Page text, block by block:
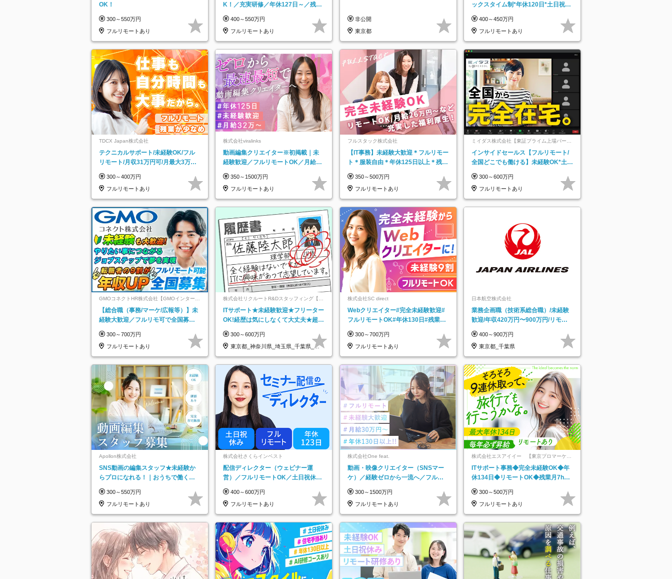
OK！
300～550万円
フルリモートあり
K！／充実研修／年休127日～／残業
400～550万円
フルリモートあり
非公開
東京都
ックスタイム制*年休120日*土日祝休
400～450万円
フルリモートあり
TDCX Japan株式会社
テクニカルサポート/未経験OK/フル
リモート/月収31万円可/月最大3万の
300～400万円
フルリモートあり
株式会社viralinks
動画編集クリエイター※初掲載｜未
経験歓迎／フルリモートOK／月給32
350～1500万円
フルリモートあり
フルスタック株式会社
【IT事務】未経験大歓迎＊フルリモー
ト＊服装自由＊年休125日以上＊残業
350～500万円
フルリモートあり
ミイダス株式会社【東証プライム上場パーソ
インサイドセールス【フルリモート/
全国どこでも働ける】未経験OK*土日
300～600万円
フルリモートあり
GMOコネクトHR株式会社【GMOインターネ
ットグループ】
【総合職（事務/マーケ/広報等）】未
経験大歓迎／フルリモ可で全国募
★
300～700万円
フルリモートあり
株式会社リクルートR&Dスタッフィング【リ
クルートグループ】
ITサポート★未経験歓迎★フリーター
OK!経歴は気にしなくて大丈夫★超大
300～600万円
東京都_神奈川県_埼玉県_千葉県_大
阪府…
株式会社SC direct
Webクリエイター#完全未経験歓迎#
フルリモートOK#年休130日#残業月
300～700万円
フルリモートあり
日本航空株式会社
業務企画職（技術系総合職）/未経験
歓迎/年収420万円〜900万円/リモー
400～900万円
東京都_千葉県
Apollon株式会社
SNS動画の編集スタッフ★未経験か
らプロになれる！｜おうちで働くフ
300～550万円
フルリモートあり
株式会社さくらインベスト
配信ディレクター（ウェビナー運
営）／フルリモートOK／土日祝休み
400～600万円
フルリモートあり
株式会社One feat.
動画・映像クリエイター（SNSマー
ケ）／経験ゼロから一流へ／フルリ
日以上
300～1500万円
フルリモートあり
株式会社エスアイイー 【東京プロマーケッ
ITサポート事務◆完全未経験OK◆年
休134日◆リモートOK◆残業月7h以
300～500万円
フルリモートあり